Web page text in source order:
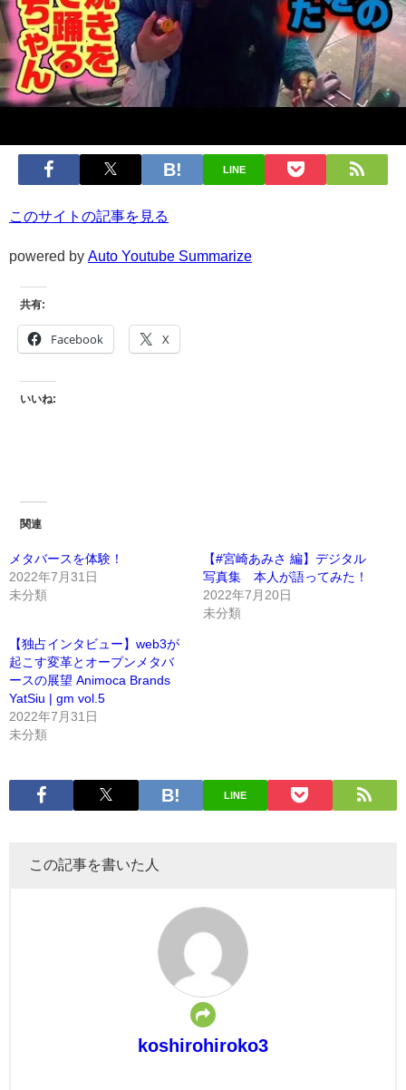
LINE
このサイトの記事を見る
powered by Auto Youtube Summarize
共有:
Facebook X
いいね:
関連
メタバースを体験！
2022年7月31日
未分類
【#宮崎あみさ 編】デジタル
写真集 本人が語ってみた！
2022年7月20日
未分類
【独占インタビュー】web3が
起こす変革とオープンメタバ
ースの展望 Animoca Brands
YatSiu | gm vol.5
2022年7月31日
未分類
LINE
この記事を書いた人
koshirohiroko3